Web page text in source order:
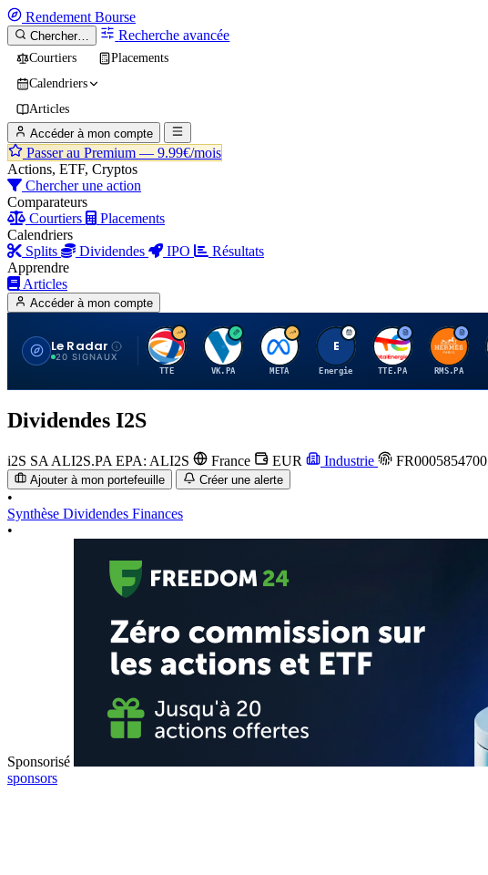
Rendement Bourse
Chercher… Recherche avancée
Courtiers
Placements
Calendriers
Articles
Accéder à mon compte
Passer au Premium — 9.99€/mois
Actions, ETF, Cryptos
Chercher une action
Comparateurs
Courtiers
Placements
Calendriers
Splits
Dividendes IPO
Résultats
Apprendre
Articles
Accéder à mon compte
Le Radar
20 SIGNAUX
T
TTE
V
VK.PA
M
META
E
Energie
T
TTE.PA
H
RMS.PA
Dividendes I2S
i2S SA ALI2S.PA EPA: ALI2S France EUR Industrie FR0005854700
Ajouter à mon portefeuille Créer une alerte
•
Synthèse Dividendes Finances
•
Sponsorisé
sponsors